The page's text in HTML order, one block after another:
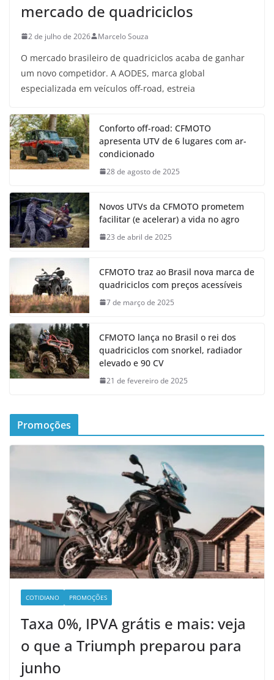
mercado de quadriciclos
2 de julho de 2026 Marcelo Souza
O mercado brasileiro de quadriciclos acaba de ganhar
um novo competidor. A AODES, marca global
especializada em veículos off-road, estreia
Conforto off-road: CFMOTO
apresenta UTV de 6 lugares com ar-
condicionado
28 de agosto de 2025
Novos UTVs da CFMOTO prometem
facilitar (e acelerar) a vida no agro
23 de abril de 2025
CFMOTO traz ao Brasil nova marca de
quadriciclos com preços acessíveis
7 de março de 2025
CFMOTO lança no Brasil o rei dos
quadriciclos com snorkel, radiador
elevado e 90 CV
21 de fevereiro de 2025
Promoções
COTIDIANO PROMOÇÕES
Taxa 0%, IPVA grátis e mais: veja
o que a Triumph preparou para
junho